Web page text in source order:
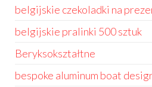
belgijskie czekoladki na
belgijskie pralinki 500 sztuk
Beryksokształtne
bespoke aluminum boat